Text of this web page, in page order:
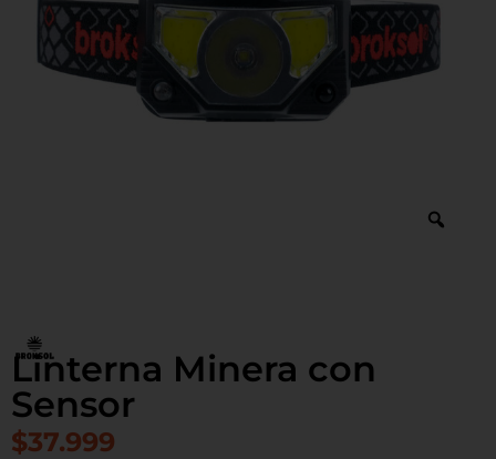
Linterna Minera con
Sensor
$37.999